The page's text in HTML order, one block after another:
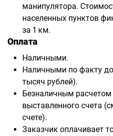
манипулятора.
населенных пунктов
за 1 км.
Оплата
Наличными.
Наличными по факту
тысяч рублей).
Безналичным расчетом
выставленного счета
счете).
Заказчик оплачивает